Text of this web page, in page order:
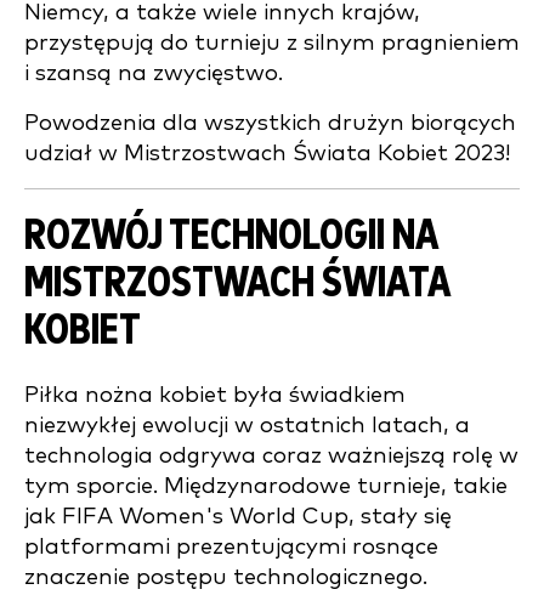
Niemcy, a także wiele innych krajów,
przystępują do turnieju z silnym pragnieniem
i szansą na zwycięstwo.
Powodzenia dla wszystkich drużyn biorących
udział w Mistrzostwach Świata Kobiet 2023!
ROZWÓJ TECHNOLOGII NA
MISTRZOSTWACH ŚWIATA
KOBIET
Piłka nożna kobiet była świadkiem
niezwykłej ewolucji w ostatnich latach, a
technologia odgrywa coraz ważniejszą rolę w
tym sporcie. Międzynarodowe turnieje, takie
jak FIFA Women's World Cup, stały się
platformami prezentującymi rosnące
znaczenie postępu technologicznego.